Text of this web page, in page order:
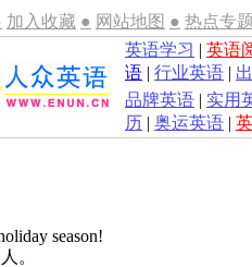
加入收藏 ● 网站地图 ● 热点专题
英语学习 | 英语
语 | 行业英语 |
品牌英语 | 实用
历 | 奥运英语 |
season!
。